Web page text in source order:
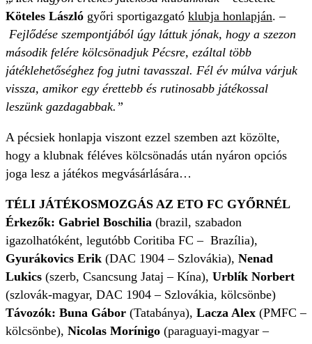
Köteles László győri sportigazgató klubja honlapján. –
Fejlődése szempontjából úgy láttuk jónak, hogy a szezon
második felére kölcsönadjuk Pécsre, ezáltal több
játéklehetőséghez fog jutni tavasszal. Fél év múlva várjuk
vissza, amikor egy érettebb és rutinosabb játékossal
leszünk gazdagabbak.”
A pécsiek honlapja viszont ezzel szemben azt közölte,
hogy a klubnak féléves kölcsönadás után nyáron opciós
joga lesz a játékos megvásárlására…
TÉLI JÁTÉKOSMOZGÁS AZ ETO FC GYŐRNÉL
Érkezők: Gabriel Boschilia (brazil, szabadon
igazolhatóként, legutóbb Coritiba FC – Brazília),
Gyurákovics Erik (DAC 1904 – Szlovákia), Nenad
Lukics (szerb, Csancsung Jataj – Kína), Urblík Norbert
(szlovák-magyar, DAC 1904 – Szlovákia, kölcsönbe)
Távozók: Buna Gábor (Tatabánya), Lacza Alex (PMFC –
kölcsönbe), Nicolas Morínigo (paraguayi-magyar –